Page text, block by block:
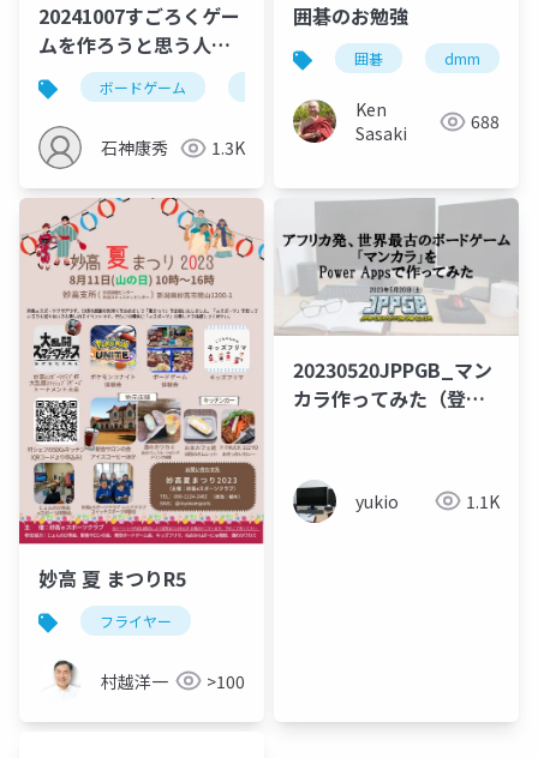
20241007すごろくゲー
ムを作ろうと思う人へ
のアドバイス
ボードゲーム
石神康秀 1.3K
囲碁のお勉強
囲碁 dmm
Ken
Sasaki
688
妙高 夏 まつりR5
フライヤー
村越洋一 >100
20230520JPPGB_マン
カラ作ってみた（登壇
yukio 1.1K